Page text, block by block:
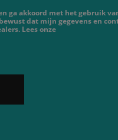
ga akkoord met het gebruik
dat mijn gegevens en
Lees onze